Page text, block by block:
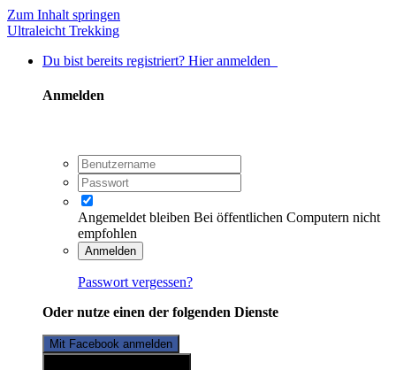
Zum Inhalt springen
Ultraleicht Trekking
Du bist bereits registriert? Hier anmelden
Anmelden
Angemeldet bleiben Bei öffentlichen Computern nicht
empfohlen
Anmelden
Passwort vergessen?
Oder nutze einen der folgenden Dienste
Mit Facebook anmelden